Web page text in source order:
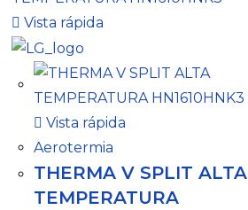
Vista rápida
Vista rápida
Aerotermia
THERMA V SPLIT ALTA
TEMPERATURA